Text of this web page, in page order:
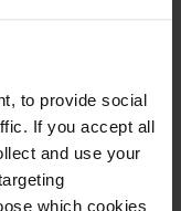
to provide social
If you accept all
and use your
which cookies
Leap kehittää